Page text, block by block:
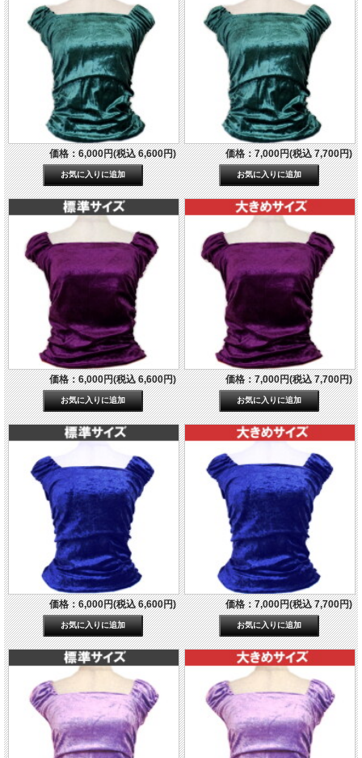
価格：6,000円(税込 6,600円) 価格：7,000円(税込 7,700円)
価格：6,000円(税込 6,600円) 価格：7,000円(税込 7,700円)
価格：6,000円(税込 6,600円) 価格：7,000円(税込 7,700円)